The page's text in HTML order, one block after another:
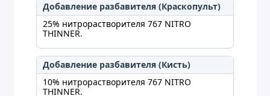
Добавление разбавителя (Краскопульт)
25% нитрорастворителя 767 NITRO
THINNER.
Добавление разбавителя (Кисть)
10% нитрорастворителя 767 NITRO
THINNER.